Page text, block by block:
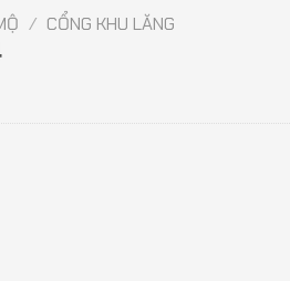
/ CỔNG KHU LĂNG